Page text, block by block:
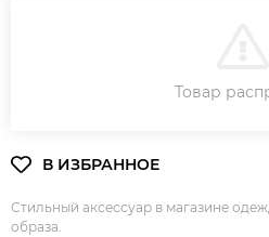
Товар
Стильный аксессуар в магазине
образа.